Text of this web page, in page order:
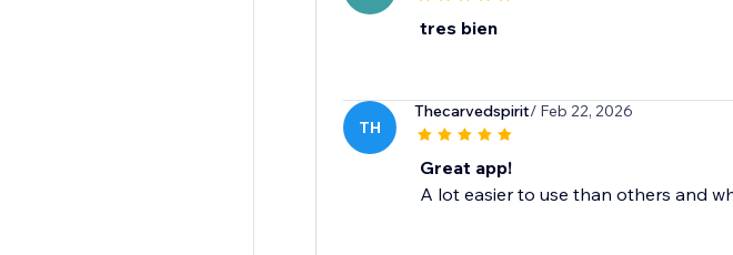
tres bien
TH
Thecarvedspirit/ Feb 22, 2026
Great app!
A lot easier to use than others and